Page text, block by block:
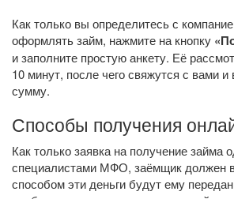
Как только вы определитесь с
оформлять займ, нажмите на кнопку
и заполните простую анкету. Её
10 минут, после чего свяжутся с вами
сумму.
Способы получения
Как только заявка на получение займа
специалистами МФО, заёмщик должен
способом эти деньги будут ему